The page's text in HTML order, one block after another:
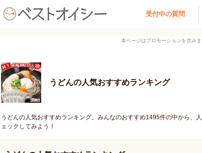
受付中の質問
本ページはプロモーションを含み
うどんの人気おすすめランキング
うどんの人気おすすめランキング。みんなのおすすめ1495件の中から、
ェックしてみよう！